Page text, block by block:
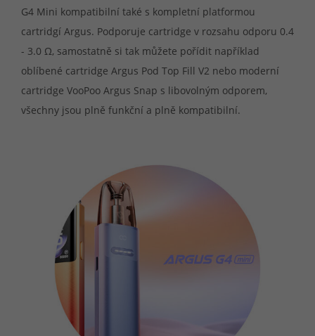
G4 Mini kompatibilní také s kompletní platformou
cartridgí Argus. Podporuje cartridge v rozsahu odporu 0.4
- 3.0 Ω, samostatně si tak můžete pořídit například
oblíbené cartridge Argus Pod Top Fill V2 nebo moderní
cartridge VooPoo Argus Snap s libovolným odporem,
všechny jsou plně funkční a plně kompatibilní.